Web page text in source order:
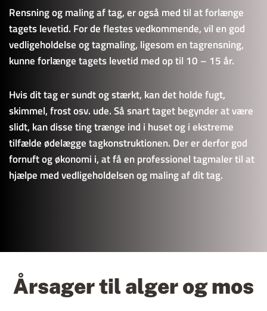
Rensning og maling af tag, er også med til at forlænge
tagets levetid. For de flestes vedkommende, vil en god
vedligeholdelse og tagmaling, ligesom en tagrensning,
kunne forlænge tagets levetid med op til 10 – 15 år.
Hvis dit tag er sundt og stærkt, kan det holde fugt,
skimmel, frost osv. ude. Så snart taget begynder at være
slidt, kan disse ting trænge ind i huset og i ekstreme
tilfælde ødelægge tagkonstruktionen. Der er derfor god
fornuft og økonomi i, at få en professionel tagmaler til at
hjælpe med vedligeholdelsen og maling af dit tag.
Årsager til alger og mos